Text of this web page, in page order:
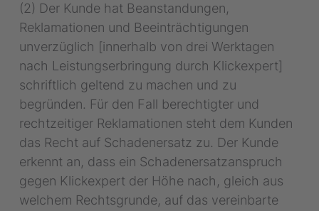
(2) Der Kunde hat Beanstandungen,
Reklamationen und Beeinträchtigungen
unverzüglich [innerhalb von drei Werktagen
nach Leistungserbringung durch Klickexpert]
schriftlich geltend zu machen und zu
begründen. Für den Fall berechtigter und
rechtzeitiger Reklamationen steht dem Kunden
das Recht auf Schadenersatz zu. Der Kunde
erkennt an, dass ein Schadenersatzanspruch
gegen Klickexpert der Höhe nach, gleich aus
welchem Rechtsgrunde, auf das vereinbarte